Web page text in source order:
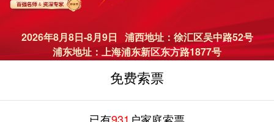
2026年8月8日-8月9日 浦西地址：徐汇区吴中路52号
浦东地址：上海浦东新区东方路1877号
免费索票